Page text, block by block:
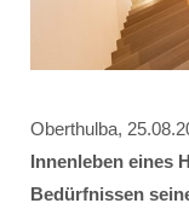
Oberthulba,
Innenleben eines
Bedürfnissen